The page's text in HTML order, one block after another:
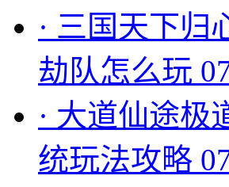
· 三国天下归
劫队怎么玩
· 大道仙途极
统玩法攻略